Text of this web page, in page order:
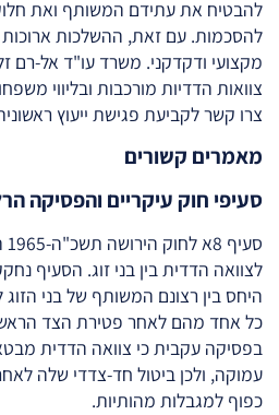
להבטיח את עתידם המשותף ואת
להסכמות. עם זאת, ההשלכות ארוכות
מקצועי ודקדקני. משרד עו"ד אל-רם
צוואות הדדיות מורכבות ובליווי
צרו קשר לקביעת פגישת ייעוץ
מאמרים קשורים
סעיפי חוק עיקריים והפסיקה
היחס בין רצונם המשותף של בני הזוג
כל אחד מהם לאחר פטירת הצד
בפסיקה עקבית כי צוואה הדדית
עמוקה, ולכן ביטול חד-צדדי שלה
כפוף למגבלות מהותיות.